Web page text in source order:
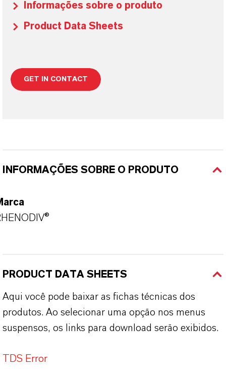
Informações sobre o produto
Product Data Sheets
GET IN CONTACT
INFORMAÇÕES SOBRE O PRODUTO
PRODUCT DATA SHEETS
Aqui você pode baixar as fichas técnicas dos
produtos. Ao selecionar uma opção nos menus
suspensos, os links para download serão exibidos.
TDS Error